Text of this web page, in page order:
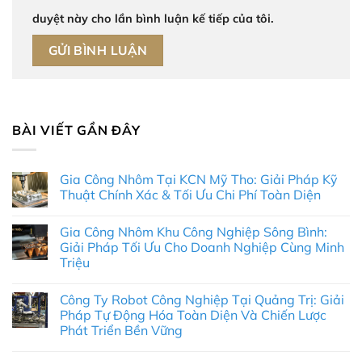
duyệt này cho lần bình luận kế tiếp của tôi.
BÀI VIẾT GẦN ĐÂY
Gia Công Nhôm Tại KCN Mỹ Tho: Giải Pháp Kỹ
Thuật Chính Xác & Tối Ưu Chi Phí Toàn Diện
bình
luận
ở
Gia
Tại
KCN
Mỹ
Tho:
Giải
Gia Công Nhôm Khu Công Nghiệp Sông Bình:
Giải Pháp Tối Ưu Cho Doanh Nghiệp Cùng Minh
Triệu
bình
luận
ở
Gia
Công Ty Robot Công Nghiệp Tại Quảng Trị: Giải
Pháp Tự Động Hóa Toàn Diện Và Chiến Lược
Phát Triển Bền Vững